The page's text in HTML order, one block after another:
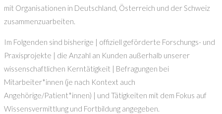
mit Organisationen in Deutschland, Österreich und der Schweiz
zusammenzuarbeiten.
Im Folgenden sind bisherige | offiziell geförderte Forschungs- und
Praxisprojekte | die Anzahl an Kunden außerhalb unserer
wissenschaftlichen Kerntätigkeit | Befragungen bei
Mitarbeiter*innen (je nach Kontext auch
Angehörige/Patient*innen) | und Tätigkeiten mit dem Fokus auf
Wissensvermittlung und Fortbildung angegeben.